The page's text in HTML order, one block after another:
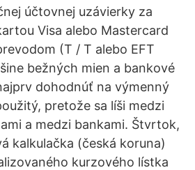
účtovnej uzávierky za
Visa alebo Mastercard
(T / T alebo EFT
bežných mien a bankové
dohodnúť na výmenný
pretože sa líši medzi
a medzi bankami. Štvrtok,
kalkulačka (česká koruna)
kurzového lístka